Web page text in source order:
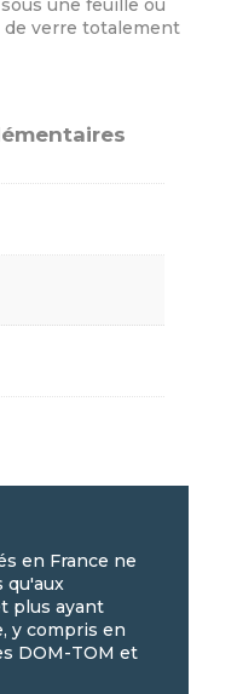
une feuille ou
de verre totalement
en France ne
qu'aux
plus ayant
y compris en
DOM-TOM et